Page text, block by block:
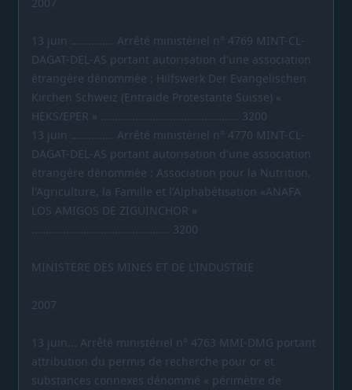
13 juin …………… Arrêté ministériel n° 4769 MINT-CL-
DAGAT-DEL-AS portant autorisation d'une association
étrangère dénommée : Hilfswerk Der Evangelischen
Kirchen Schweiz (Entraide Protestante Suisse) «
HEKS/EPER » ………………………………………… 3200
13 juin …………… Arrêté ministériel n° 4770 MINT-CL-
DAGAT-DEL-AS portant autorisation d'une association
étrangère dénommée : Association pour la Nutrition,
l'Agriculture, la Famille et l'Alphabétisation «ANAFA
LOS AMIGOS DE ZIGUINCHOR »
………………………………………… 3200
MINISTERE DES MINES ET DE L'INDUSTRIE
2007
13 juin... Arrêté ministériel n° 4763 MMI-DMG portant
attribution du permis de recherche pour or et
substances connexes dénommé « périmètre de